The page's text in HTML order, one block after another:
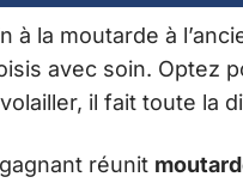
à la moutarde à
avec soin. Optez
il fait toute la
réunit